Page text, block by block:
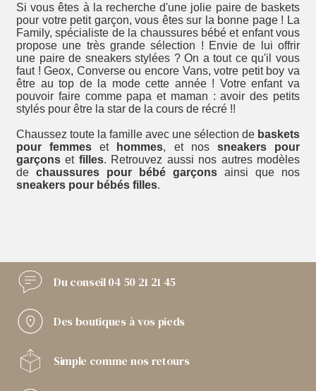
Si vous êtes à la recherche d'une jolie paire de baskets
pour votre petit garçon, vous êtes sur la bonne page ! La
Family, spécialiste de la chaussures bébé et enfant vous
propose une très grande sélection ! Envie de lui offrir
une paire de sneakers stylées ? On a tout ce qu'il vous
faut ! Geox, Converse ou encore Vans, votre petit boy va
être au top de la mode cette année ! Votre enfant va
pouvoir faire comme papa et maman : avoir des petits
stylés pour être la star de la cours de récré !!
Chaussez toute la famille avec une sélection de baskets
pour femmes et hommes, et nos sneakers pour
garçons et filles. Retrouvez aussi nos autres modèles
de chaussures pour bébé garçons ainsi que nos
sneakers pour bébés filles.
Du conseil04 50 21 21 45
Des boutiques à vos pieds
Simple comme nos retours